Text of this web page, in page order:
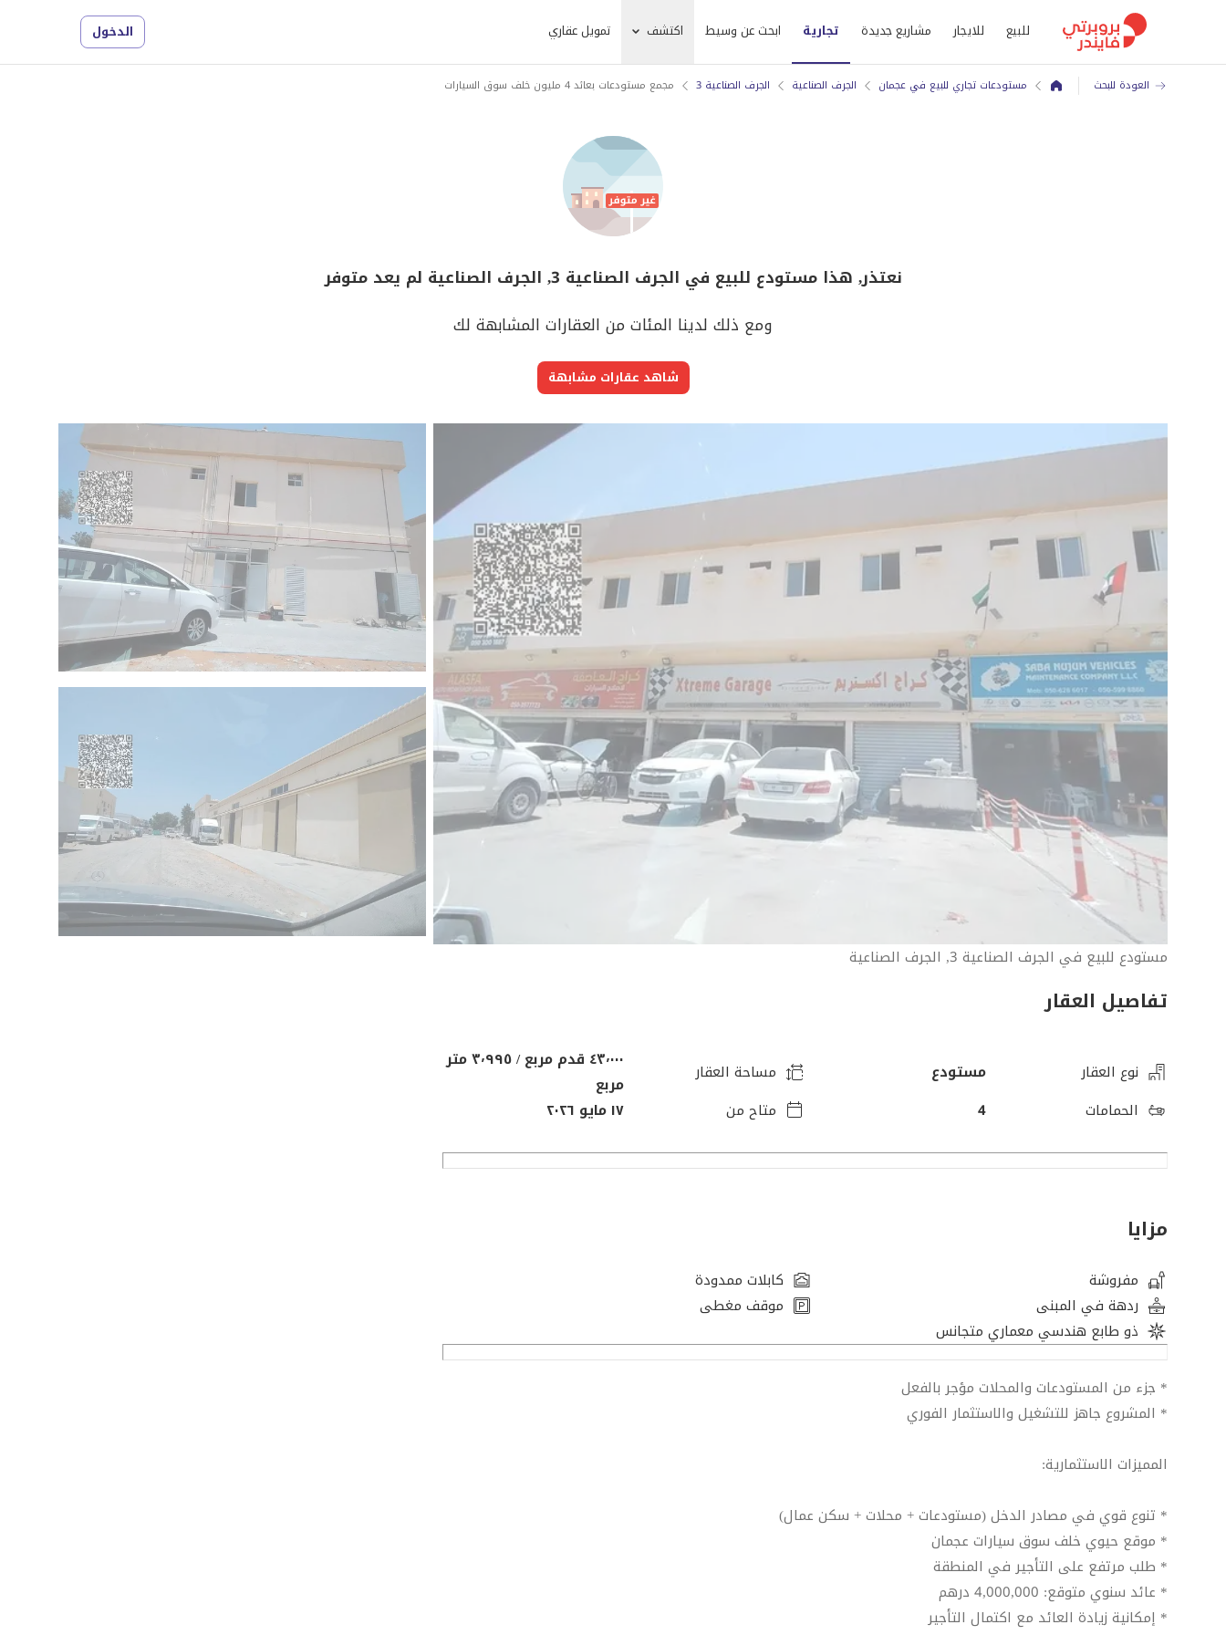
للبيع للايجار مشاريع جديدة تجارية ابحث عن وسيط اكتشف تمويل عقاري الدخول
العودة للبحث مستودعات تجاري للبيع في عجمان الجرف الصناعية الجرف الصناعية 3 مجمع مستودعات بعائد 4 مليون خلف سوق السيارات
نعتذر, هذا مستودع للبيع في الجرف الصناعية 3, الجرف الصناعية لم يعد متوفر
ومع ذلك لدينا المئات من العقارات المشابهة لك
شاهد عقارات مشابهة
مستودع للبيع في الجرف الصناعية 3, الجرف الصناعية
تفاصيل العقار
نوع العقار مستودع مساحة العقار
٤٣٬٠٠٠ قدم مربع / ٣٬٩٩٥ متر
مربع
الحمامات
4 متاح من ١٧ مايو ٢٠٢٦
مزايا
مفروشة
كابلات ممدودة
ردهة في المبنى
موقف مغطى
ذو طابع هندسي معماري متجانس
* جزء من المستودعات والمحلات مؤجر بالفعل
* المشروع جاهز للتشغيل والاستثمار الفوري
المميزات الاستثمارية:
* تنوع قوي في مصادر الدخل (مستودعات + محلات + سكن عمال)
* موقع حيوي خلف سوق سيارات عجمان
* طلب مرتفع على التأجير في المنطقة
* عائد سنوي متوقع: 4,000,000 درهم
* إمكانية زيادة العائد مع اكتمال التأجير